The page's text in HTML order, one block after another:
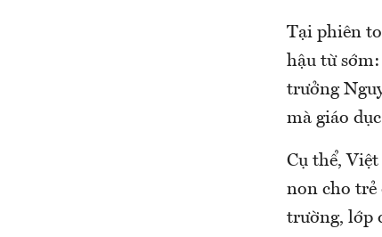
Tại phiên
hậu từ
trưởng
mà giáo
Cụ thể,
non cho trẻ
trường, lớp